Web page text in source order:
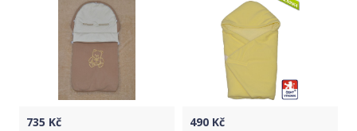
735 Kč 490 Kč